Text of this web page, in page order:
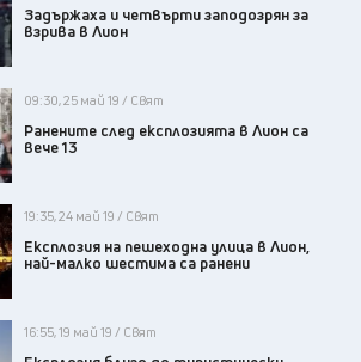
Задържаха и четвърти заподозрян за
взрива в Лион
09:30, 25 май 19 / Свят
Ранените след експлозията в Лион са
вече 13
19:35, 24 май 19 / Свят
Експлозия на пешеходна улица в Лион,
най-малко шестима са ранени
16:55, 19 май 19 / Свят